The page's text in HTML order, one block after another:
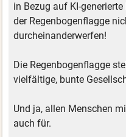
in Bezug auf KI-
der Regenbogenflagge
durcheinanderwerfen!
Die Regenbogenflagge
vielfältige, bunte
Und ja, allen Menschen
auch für.